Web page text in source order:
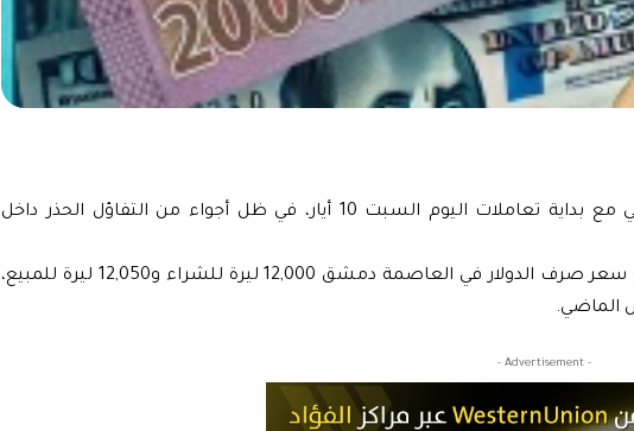
شهدت الليرة السورية تحسناً طفيفاً أمام الدولار الأميركي مع بداية تعاملات اليوم السبت 10 أيار، في ظل أجواء من التفاؤل الحذر داخل
ووفقاً لبيانات السوق التي رصدها موقع "بزنس2بزنس"، بلغ سعر صرف الدولار في العاصمة دمشق 12,000 ليرة للشراء و12,050 ليرة للمبيع،
- Advertisement -